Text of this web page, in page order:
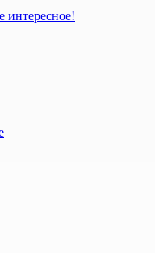
интересное!